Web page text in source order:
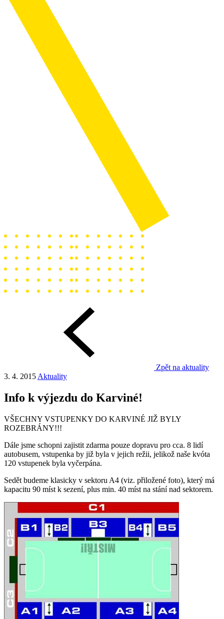
Zpět na aktuality
3. 4. 2015 Aktuality
Info k výjezdu do Karviné!
VŠECHNY VSTUPENKY DO KARVINÉ JIŽ BYLY
ROZEBRÁNY!!!
Dále jsme schopni zajistit zdarma pouze dopravu pro cca. 8 lidí
autobusem, vstupenka by již byla v jejich režii, jelikož naše kvóta
120 vstupenek byla vyčerpána.
Sedět budeme klasicky v sektoru A4 (viz. přiložené foto), který má
kapacitu 90 míst k sezení, plus min. 40 míst na stání nad sektorem.